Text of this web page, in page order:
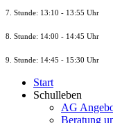
7. Stunde: 13:10 - 13:55 Uhr
8. Stunde: 14:00 - 14:45 Uhr
9. Stunde: 14:45 - 15:30 Uhr
Start
Schulleben
AG
Beratung